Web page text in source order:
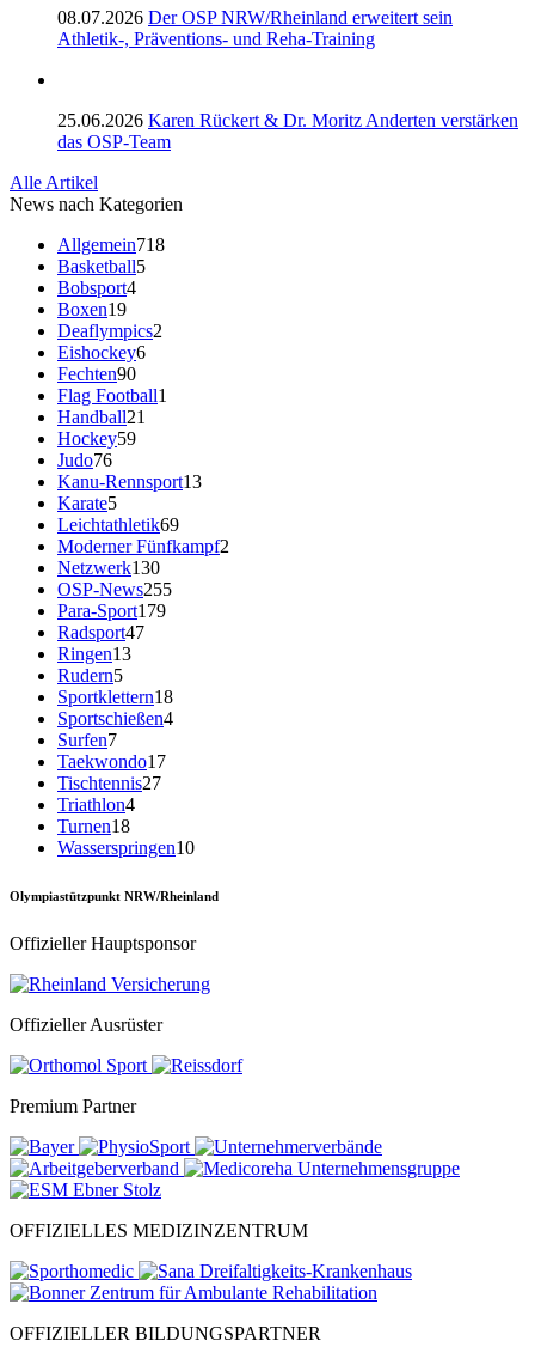
08.07.2026 Der OSP NRW/Rheinland erweitert sein
Athletik-, Präventions- und Reha-Training
25.06.2026 Karen Rückert & Dr. Moritz Anderten verstärken
das OSP-Team
Alle Artikel
News nach Kategorien
Allgemein718
Basketball5
Bobsport4
Boxen19
Deaflympics2
Eishockey6
Fechten90
Flag Football1
Handball21
Hockey59
Judo76
Kanu-Rennsport13
Karate5
Leichtathletik69
Moderner Fünfkampf2
Netzwerk130
OSP-News255
Para-Sport179
Radsport47
Ringen13
Rudern5
Sportklettern18
Sportschießen4
Surfen7
Taekwondo17
Tischtennis27
Triathlon4
Turnen18
Wasserspringen10
Olympiastützpunkt NRW/Rheinland
Offizieller Hauptsponsor
Offizieller Ausrüster
Premium Partner
OFFIZIELLES MEDIZINZENTRUM
OFFIZIELLER BILDUNGSPARTNER